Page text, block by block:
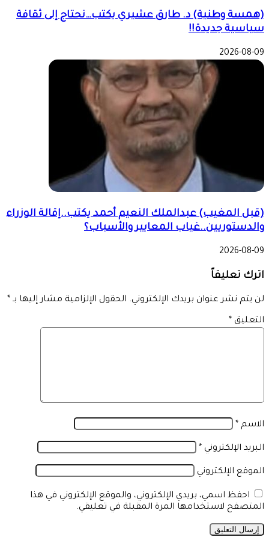
(همسة وطنية) د. طارق عشيري يكتب…نحتاج إلى ثقافة
سياسية جديدة!!
2026-08-09
(قبل المغيب) عبدالملك النعيم أحمد يكتب..إقالة الوزراء
والدستوريين..غياب المعايير والأسباب؟
2026-08-09
اترك تعليقاً
لن يتم نشر عنوان بريدك الإلكتروني. الحقول الإلزامية مشار إليها بـ *
التعليق *
الاسم *
البريد الإلكتروني *
الموقع الإلكتروني
احفظ اسمي، بريدي الإلكتروني، والموقع الإلكتروني في هذا
المتصفح لاستخدامها المرة المقبلة في تعليقي.